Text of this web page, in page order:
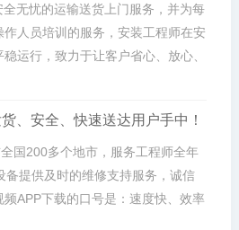
无忧的运输送货上门服务，并为每
人员培训的服务，安装工程师在安
，致力于让客户省心、放心、
货、安全、快速送达用户手中！
200多个地市，服务工程师全年
备提供及时的维修支持服务，诚信
APP下载的口号是：速度快、效率